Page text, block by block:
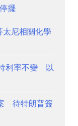
擺
尼相關化學
利率不變 以
待特朗普簽